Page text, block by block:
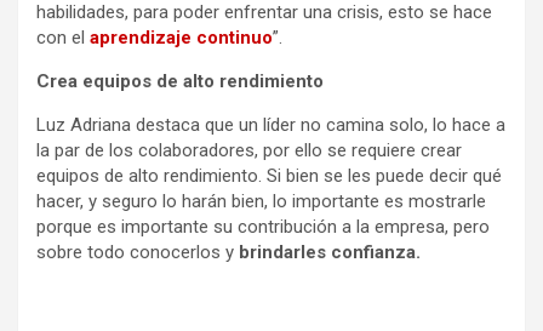
habilidades, para poder enfrentar una crisis, esto se hace
con el aprendizaje continuo”.
Crea equipos de alto rendimiento
Luz Adriana destaca que un líder no camina solo, lo hace a
la par de los colaboradores, por ello se requiere crear
equipos de alto rendimiento. Si bien se les puede decir qué
hacer, y seguro lo harán bien, lo importante es mostrarle
porque es importante su contribución a la empresa, pero
sobre todo conocerlos y brindarles confianza.